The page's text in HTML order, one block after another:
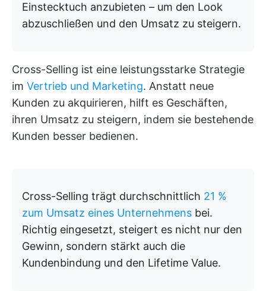
Einstecktuch anzubieten – um den Look
abzuschließen und den Umsatz zu steigern.
Cross-Selling ist eine leistungsstarke Strategie
im Vertrieb und Marketing. Anstatt neue
Kunden zu akquirieren, hilft es Geschäften,
ihren Umsatz zu steigern, indem sie bestehende
Kunden besser bedienen.
Cross-Selling trägt durchschnittlich 21 %
zum Umsatz eines Unternehmens bei.
Richtig eingesetzt, steigert es nicht nur den
Gewinn, sondern stärkt auch die
Kundenbindung und den Lifetime Value.